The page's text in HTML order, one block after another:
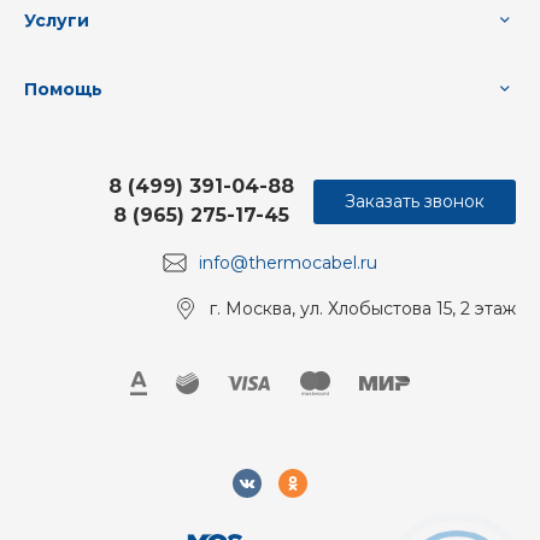
Услуги
Помощь
info@thermocabel.ru
8 (499) 391-04-88
8 (965) 275-17-45
г. Москва, ул. Хлобыстова 15, 2 этаж
Заказать звонок